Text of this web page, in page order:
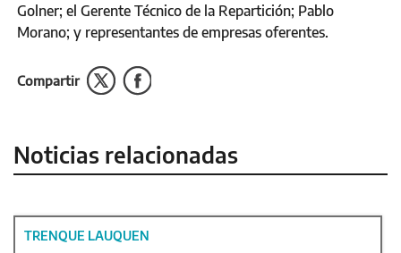
Golner; el Gerente Técnico de la Repartición; Pablo
Morano; y representantes de empresas oferentes.
Compartir
Noticias relacionadas
TRENQUE LAUQUEN